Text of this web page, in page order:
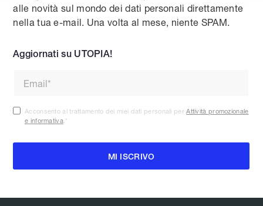
alle novità sul mondo dei dati personali direttamente
nella tua e-mail. Una volta al mese, niente SPAM.
Aggiornati su UTOPIA!
Acconsento al trattamento dei miei dati personali perAttività promozionale
e informativa *